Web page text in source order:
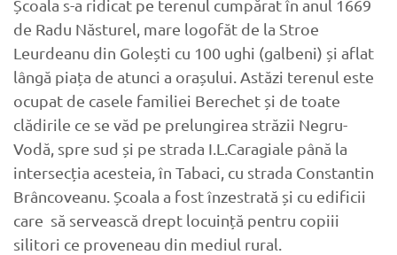
Școala s-a ridicat pe terenul cumpărat în anul 1669
de Radu Năsturel, mare logofăt de la Stroe
Leurdeanu din Golești cu 100 ughi (galbeni) și aflat
lângă piața de atunci a orașului. Astăzi terenul este
ocupat de casele familiei Berechet și de toate
clădirile ce se văd pe prelungirea străzii Negru-
Vodă, spre sud și pe strada I.L.Caragiale până la
intersecția acesteia, în Tabaci, cu strada Constantin
Brâncoveanu. Școala a fost înzestrată și cu edificii
care să servească drept locuință pentru copiii
silitori ce proveneau din mediul rural.